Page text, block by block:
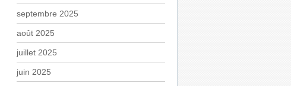
septembre 2025
août 2025
juillet 2025
juin 2025